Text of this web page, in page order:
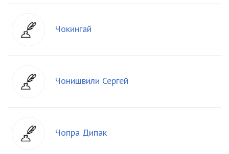
Чокингай
Чонишвили Сергей
Чопра Дипак